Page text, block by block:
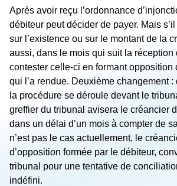
Après avoir reçu l’ordonnance
débiteur peut décider de payer. Mais s’il
sur l’existence ou sur le montant de la
aussi, dans le mois qui suit la réception
contester celle-ci en formant opposition
qui l’a rendue. Deuxième changement :
la procédure se déroule devant le
greffier du tribunal avisera le créancier
dans un délai d’un mois à compter de
n’est pas le cas actuellement, le
d’opposition formée par le débiteur,
tribunal pour une tentative de
indéfini.